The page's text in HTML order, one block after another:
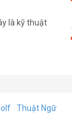
là kỹ thuật
Thuật Ngữ